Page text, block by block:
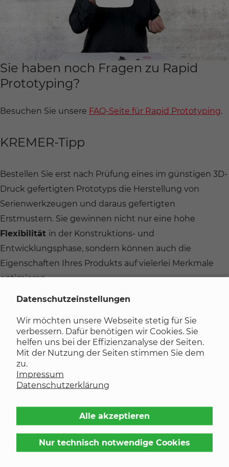
Datenschutzeinstellungen
Wir möchten unsere Webseite stetig für Sie
verbessern. Dafür benötigen wir Cookies. Sie
helfen uns bei der Effizienzanalyse der Seiten.
Mit der Nutzung der Seiten stimmen Sie dem
zu.
Impressum
Datenschutzerklärung
Alle akzeptieren
Nur technisch notwendige Cookies
Sie haben noch Fragen zu Rapid
Prototyping?
Besuchen Sie unsere FAQ-Seite für Rapid Prototyping.
KREMER-Tipp
Bestellen Sie erst nach Prüfung eines im günstigen 3D-
Druck gefertigten Prototyps die Herstellung von
Serienwerkzeugen und daraus gefertigten
Erstmustern. Sie gewinnen nicht nur eine hohe
Flexibilität in der Konstruktions- und
Entwicklungsphase, sondern können auch die
Eigenschaften Ihres Produkts auf vielerlei Merkmale
optimieren.
Wasserstrahlgeschnittene